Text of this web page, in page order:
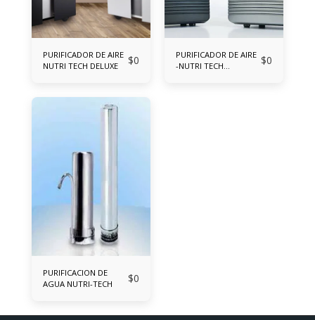
PURIFICADOR DE AIRE
NUTRI TECH DELUXE
$0
PURIFICADOR DE AIRE
-NUTRI TECH
$0
PURIFICACION DE
AGUA NUTRI-TECH
$0